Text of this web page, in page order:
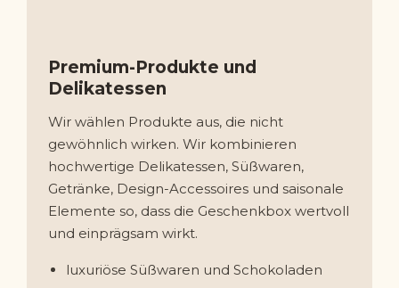
Premium-Produkte und
Delikatessen
Wir wählen Produkte aus, die nicht
gewöhnlich wirken. Wir kombinieren
hochwertige Delikatessen, Süßwaren,
Getränke, Design-Accessoires und saisonale
Elemente so, dass die Geschenkbox wertvoll
und einprägsam wirkt.
luxuriöse Süßwaren und Schokoladen